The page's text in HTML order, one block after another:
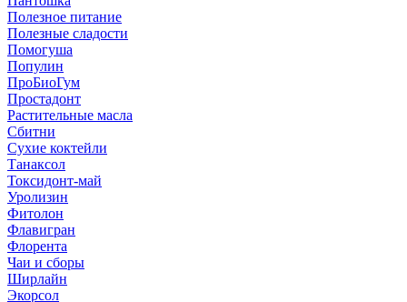
Полезное питание
Полезные сладости
Помогуша
Популин
ПроБиоГум
Простадонт
Растительные масла
Сбитни
Сухие коктейли
Танаксол
Токсидонт-май
Уролизин
Фитолон
Флавигран
Флорента
Чаи и сборы
Ширлайн
Экорсол